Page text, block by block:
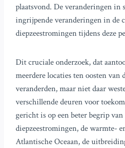
plaatsvond. De veranderingen in
ingrijpende veranderingen in de
diepzeestromingen tijdens deze
Dit cruciale onderzoek, dat
meerdere locaties ten oosten
veranderden, maar niet daar
verschillende deuren voor
gericht is op een beter begrip
diepzeestromingen, de warmte-
Atlantische Oceaan, de